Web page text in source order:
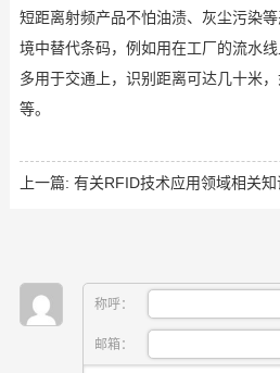
短距离射频产品不怕油渍、灰尘污染
境中替代条码，例如用在工厂的流水
多用于交通上，识别距离可达几十米
等。
上一篇: 有关RFID技术应用领域相关知
称呼：
邮箱：